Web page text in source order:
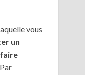
vous
un